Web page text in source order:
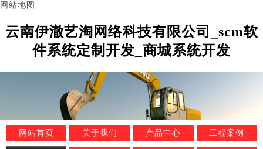
网站地图
云南伊澈艺淘网络科技有限公司_scm软
件系统定制开发_商城系统开发
网站首页 关于我们 产品中心 工程案例